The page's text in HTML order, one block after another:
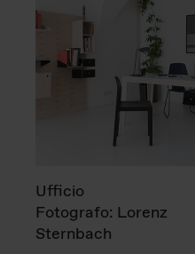
Ufficio
Fotografo: Lorenz
Sternbach